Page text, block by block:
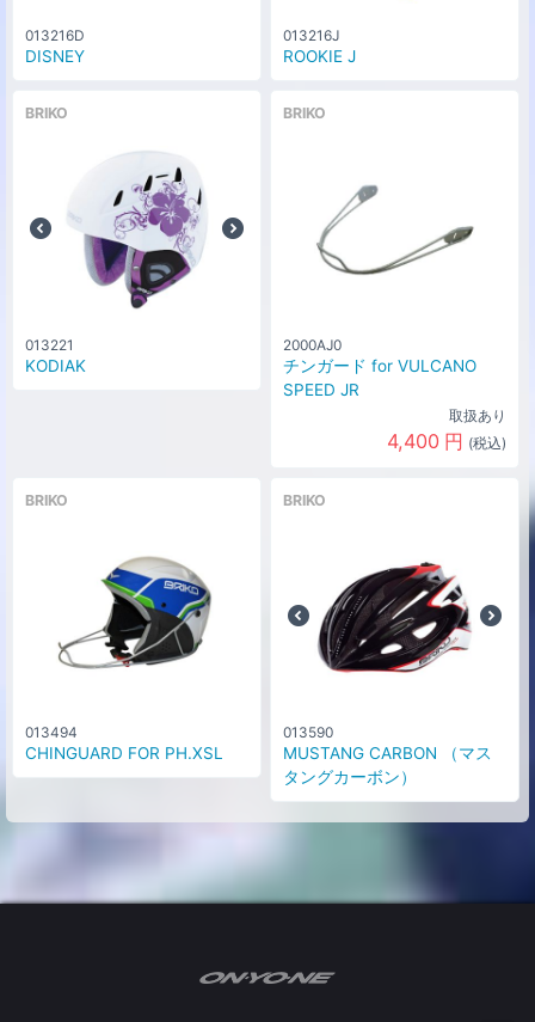
013216D
DISNEY
013216J
ROOKIE J
BRIKO
013221
KODIAK
BRIKO
2000AJ0
チンガード for VULCANO
SPEED JR
取扱あり
4,400 円 (税込)
BRIKO
013494
CHINGUARD FOR PH.XSL
BRIKO
013590
MUSTANG CARBON （マス
タングカーボン）